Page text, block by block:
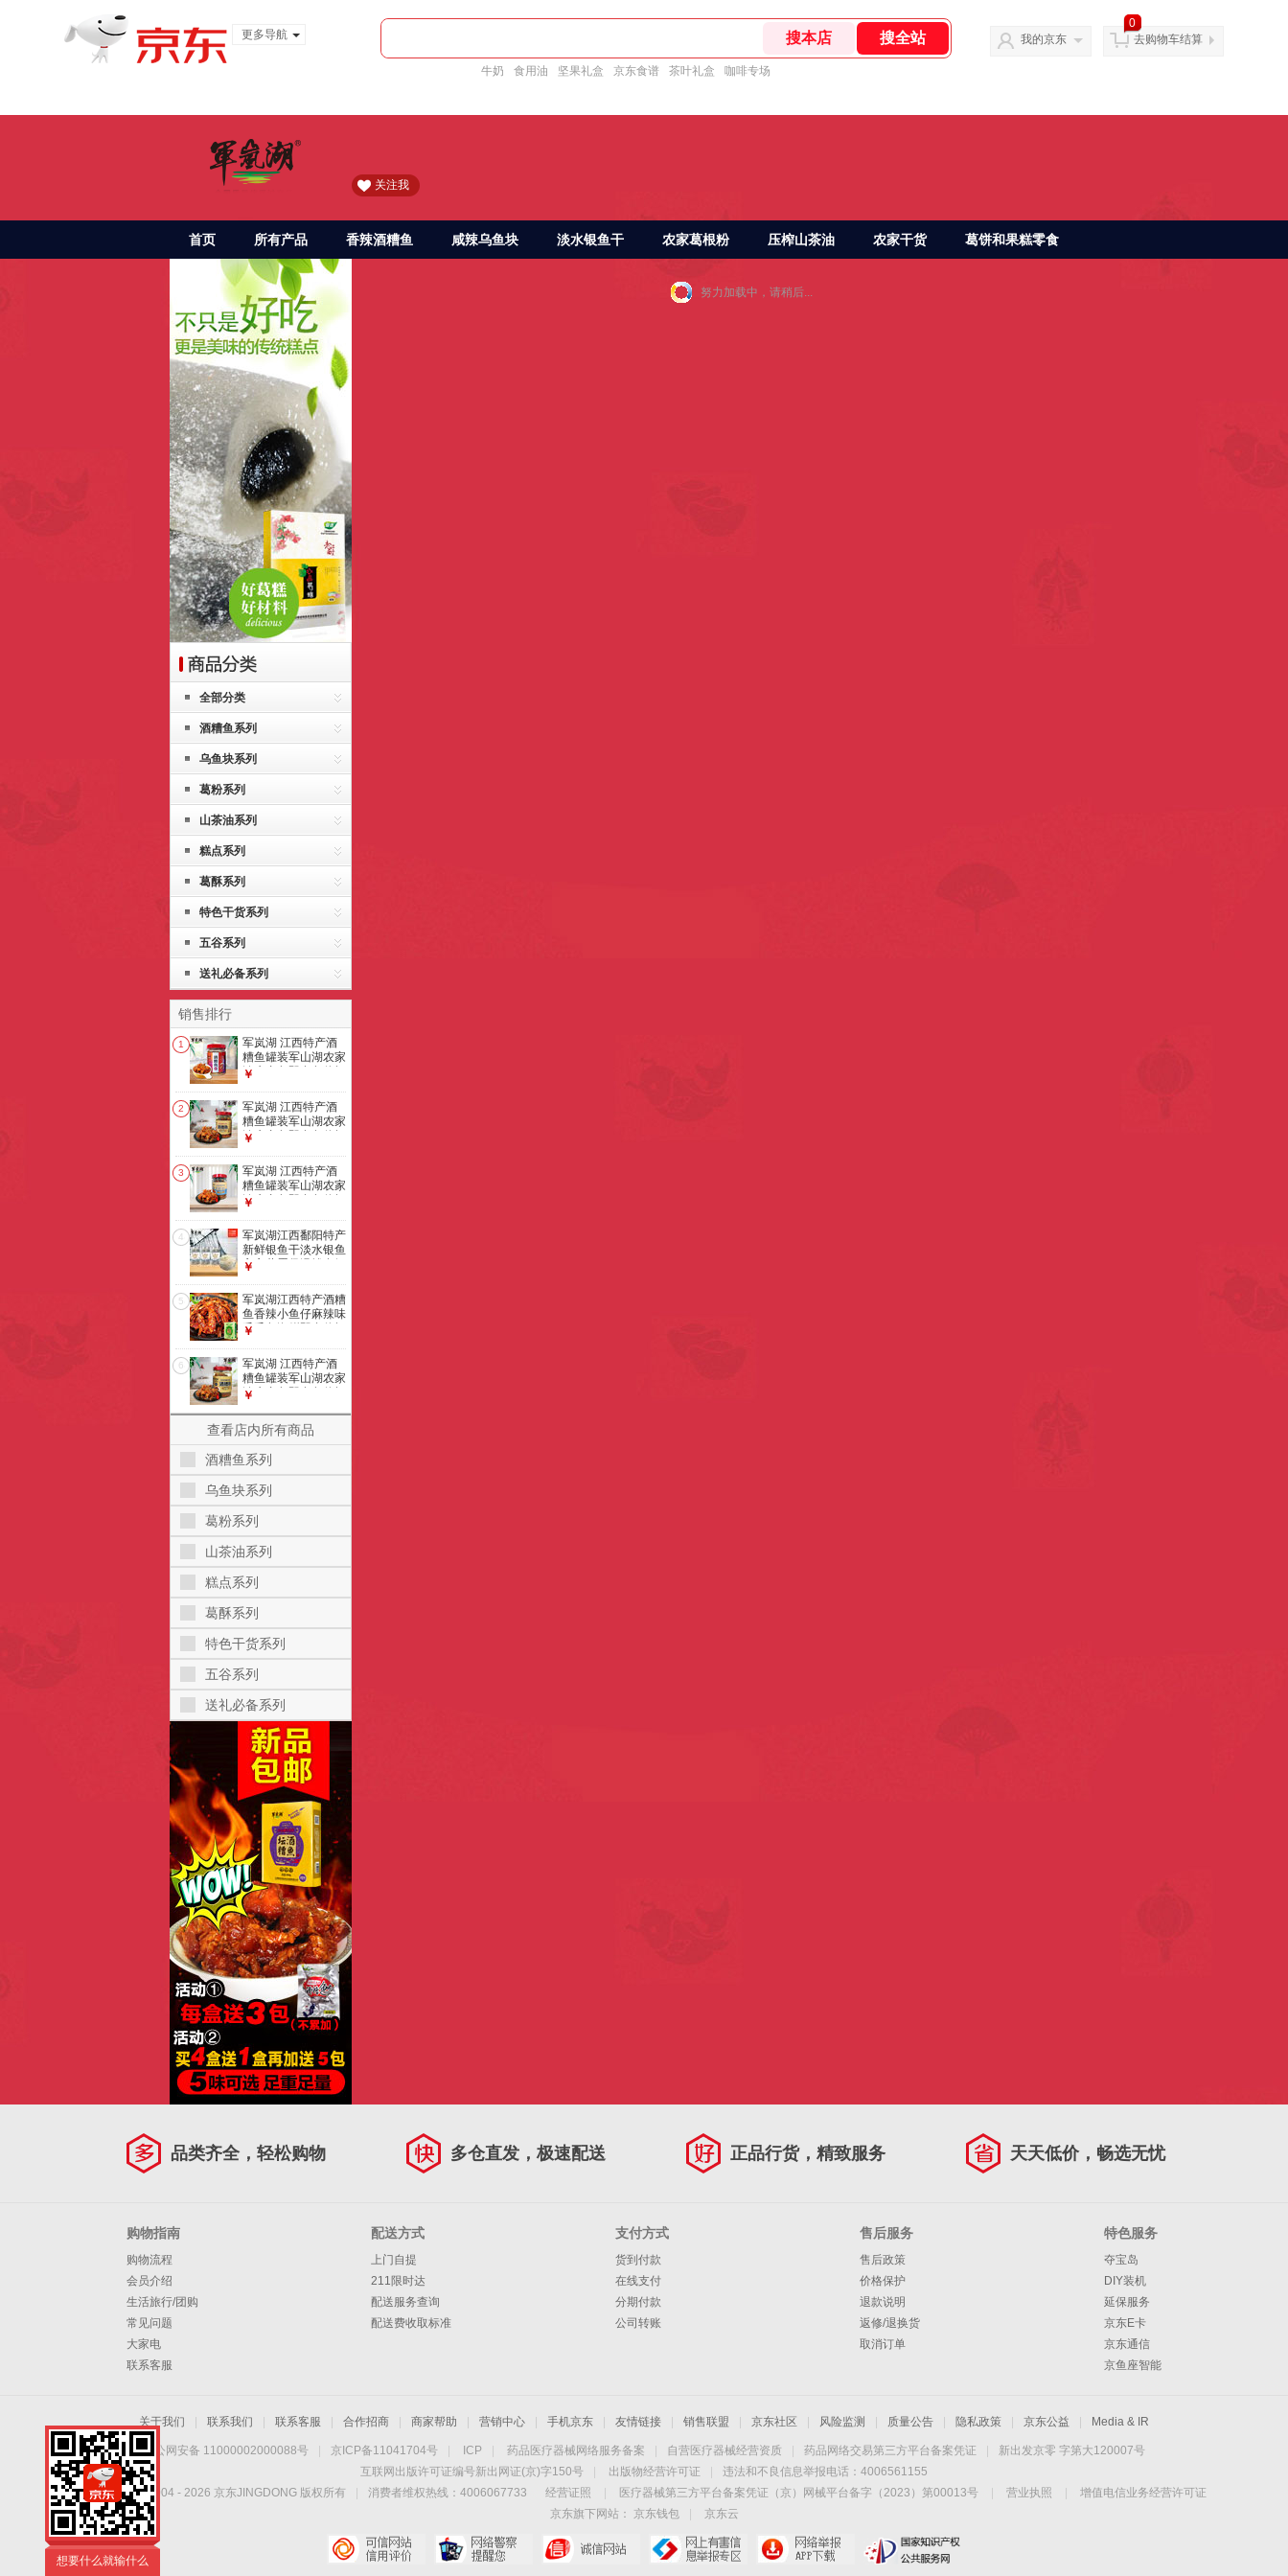
更多导航
牛奶 食用油 坚果礼盒 京东食谱 茶叶礼盒 咖啡专场
我的京东
0
去购物车结算
关注我
首页 所有产品 香辣酒糟鱼 咸辣乌鱼块 淡水银鱼干 农家葛根粉 压榨山茶油 农家干货 葛饼和果糕零食
全部分类
酒糟鱼系列
乌鱼块系列
葛粉系列
山茶油系列
糕点系列
葛酥系列
特色干货系列
五谷系列
送礼必备系列
销售排行
1
军岚湖 江西特产酒
糟鱼罐装军山湖农家
淡水青鱼即食鱼休闲
块260g香辣味【单
瓶】
￥
2
军岚湖 江西特产酒
糟鱼罐装军山湖农家
淡水青鱼即食鱼休闲
鱼260g香辣味【单
瓶】
￥
3
军岚湖 江西特产酒
糟鱼罐装军山湖农家
淡水青鱼即食鱼休闲
鱼260g原香味【单
瓶】
￥
4
军岚湖江西鄱阳特产
新鲜银鱼干淡水银鱼
宝宝蒸蛋煲汤辅食银
*100g罐装 约3-6厘
米)9.5成干
￥
5
军岚湖江西特产酒糟
鱼香辣小鱼仔麻辣味
毛毛鱼海鲜即食休闲
+凤尾鱼（200g盒
装）
￥
6
军岚湖 江西特产酒
糟鱼罐装军山湖农家
淡水青鱼即食鱼休闲
鱼260g豆鼓味【单
瓶】
￥
查看店内所有商品
酒糟鱼系列
乌鱼块系列
葛粉系列
山茶油系列
糕点系列
葛酥系列
特色干货系列
五谷系列
送礼必备系列
努力加载中，请稍后...
品类齐全，轻松购物 多仓直发，极速配送 正品行货，精致服务 天天低价，畅选无忧
购物指南
购物流程
会员介绍
生活旅行/团购
常见问题
大家电
联系客服
配送方式
上门自提
211限时达
配送服务查询
配送费收取标准
支付方式
货到付款
在线支付
分期付款
公司转账
售后服务
售后政策
价格保护
退款说明
返修/退换货
取消订单
特色服务
夺宝岛
DIY装机
延保服务
京东E卡
京东通信
京鱼座智能
关于我们 联系我们 联系客服 合作招商 商家帮助 营销中心 手机京东 友情链接 销售联盟 京东社区 风险监测 质量公告 隐私政策 京东公益 Media & IR
京公网安备 11000002000088号 京ICP备11041704号 ICP 药品医疗器械网络服务备案 自营医疗器械经营资质 药品网络交易第三方平台备案凭证
新出发京零 字第大120007号
互联网出版许可证编号新出网证(京)字150号
出版物经营许可证
违法和不良信息举报电话：4006561155
Copyright © 2004 - 2026 京东JINGDONG 版权所有 消费者维权热线：4006067733 经营证照 医疗器械第三方平台备案凭证（京）网械平台备字（2023）第00013号 营业执照
增值电信业务经营许可证
京东旗下网站：
京东钱包
京东云
想要什么就输什么
想要什么就输什么